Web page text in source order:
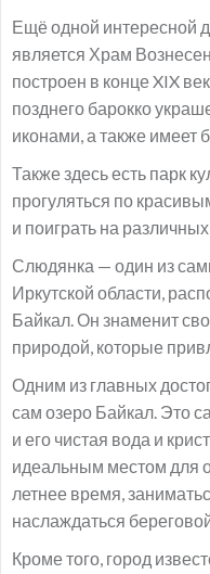
Ещё одной интересной
является Храм
построен в конце XIX
позднего барокко
иконами, а также имеет
Также здесь есть парк
прогуляться по
и поиграть на
Слюдянка — один из
Иркутской области,
Байкал. Он знаменит
природой, которые
Одним из главных
сам озеро Байкал. Это
и его чистая вода и
идеальным местом для
летнее время,
наслаждаться
Кроме того, город